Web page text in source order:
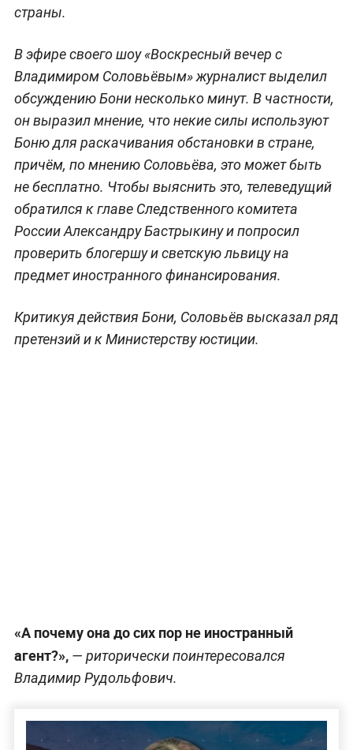
страны.
В эфире своего шоу «Воскресный вечер с
Владимиром Соловьёвым» журналист выделил
обсуждению Бони несколько минут. В частности,
он выразил мнение, что некие силы используют
Боню для раскачивания обстановки в стране,
причём, по мнению Соловьёва, это может быть
не бесплатно. Чтобы выяснить это, телеведущий
обратился к главе Следственного комитета
России Александру Бастрыкину и попросил
проверить блогершу и светскую львицу на
предмет иностранного финансирования.
Критикуя действия Бони, Соловьёв высказал ряд
претензий и к Министерству юстиции.
«А почему она до сих пор не иностранный
агент?»,— риторически поинтересовался
Владимир Рудольфович.